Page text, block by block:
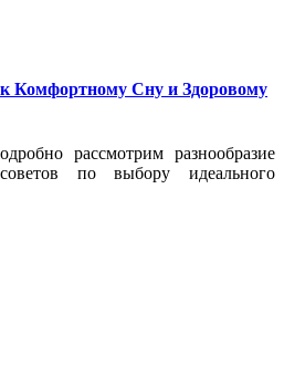
Комфортному Сну и Здоровому
рассмотрим разнообразие
по выбору идеального